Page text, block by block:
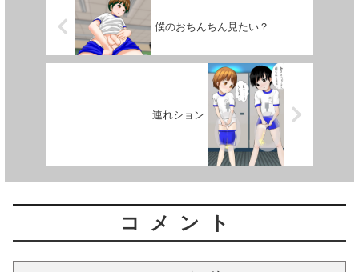
僕のおちんちん見たい？
連れション
コメント